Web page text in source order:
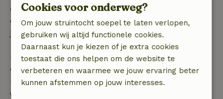
Gratis annuleren binnen 24 uur
Gratis annuleren binnen 24 uur na bevestiging van
je boeking.
Bij annulering binnen gestelde periode heb je recht
op volledige terugbetaling van het boekingsbedrag.
Daarna krijg je een deel van de reissom en 100% van
de borg terugbetaald:
Cookies voor onderweg?
Om jouw struintocht soepel te laten verlopen,
gebruiken wij altijd functionele cookies.
Daarnaast kun je kiezen of je extra cookies
toestaat die ons helpen om de website te
verbeteren en waarmee we jouw ervaring beter
kunnen afstemmen op jouw interesses.